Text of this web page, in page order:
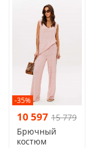
-35%
10 597 15 779
Брючный
костюм